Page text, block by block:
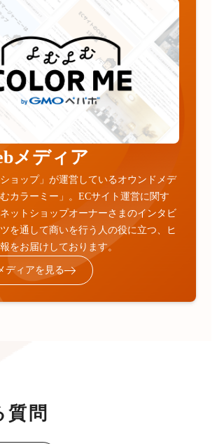
メディア
ショップ」が運営しているオウンドメデ
カラーミー」。ECサイト運営に関す
ットショップオーナーさまのインタビ
を通して商いを行う人の役に立つ、ヒ
をお届けしております。
ディアを見る
質問